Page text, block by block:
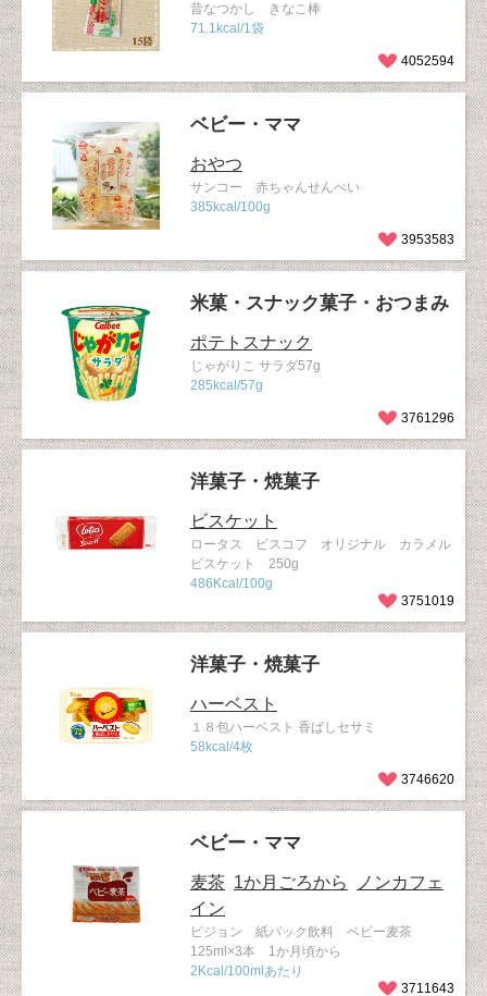
昔なつかし きなこ棒
71.1kcal/1袋
4052594
ベビー・ママ
おやつ
サンコー 赤ちゃんせんべい
385kcal/100g
3953583
米菓・スナック菓子・おつまみ
ポテトスナック
じゃがりこ サラダ57g
285kcal/57g
3761296
洋菓子・焼菓子
ビスケット
ロータス ビスコフ オリジナル カラメル
ビスケット 250g
486Kcal/100g
3751019
洋菓子・焼菓子
ハーベスト
１８包ハーベスト 香ばしセサミ
58kcal/4枚
3746620
ベビー・ママ
麦茶 1か月ごろから
ノンカフェ
イン
ピジョン 紙パック飲料 ベビー麦茶
125ml×3本 1か月頃から
2Kcal/100mlあたり
3711643